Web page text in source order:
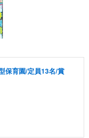
保育園/定員13名/賞